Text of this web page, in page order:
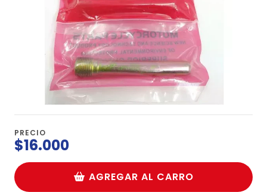
PRECIO
$16.000
AGREGAR AL CARRO